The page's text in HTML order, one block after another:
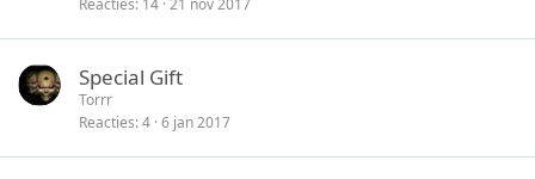
Special Gift
Torrr
Reacties 4 6 jan 2017